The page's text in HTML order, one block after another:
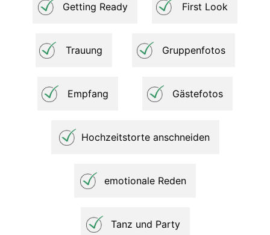
Getting Ready First Look
Trauung Gruppenfotos
Empfang Gästefotos
Hochzeitstorte anschneiden
emotionale Reden
Tanz und Party